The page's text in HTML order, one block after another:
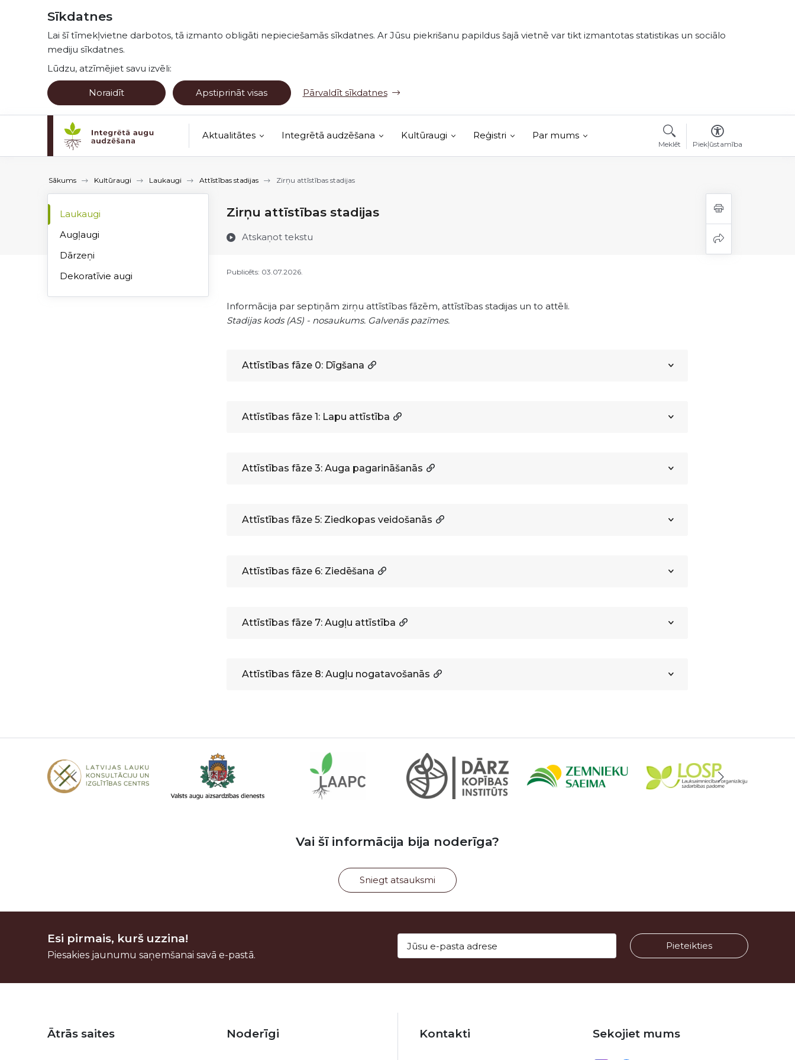
Sīkdatnes
Lai šī tīmekļvietne darbotos, tā izmanto obligāti nepieciešamās sīkdatnes. Ar Jūsu piekrišanu papildus šajā vietnē var tikt izmantotas statistikas un sociālo
mediju sīkdatnes.
Lūdzu, atzīmējiet savu izvēli:
Noraidīt Apstiprināt visas Pārvaldīt sīkdatnes
Aktualitātes Integrētā audzēšana Kultūraugi Reģistri Par mums
Kultūraugu novērojumu karte
Meklēt Piekļūstamība
Sākums Kultūraugi Laukaugi Attīstības stadijas Zirņu attīstības stadijas
Zirņu attīstības stadijas
Atskaņot tekstu
Laukaugi
Augļaugi
Dārzeņi
Dekoratīvie augi
Publicēts: 03.07.2026.
Informācija par septiņām zirņu attīstības fāzēm, attīstības stadijas un to attēli.
Stadijas kods (AS) - nosaukums. Galvenās pazīmes.
Attīstības fāze 0: Dīgšana
Attīstības fāze 1: Lapu attīstība
Attīstības fāze 3: Auga pagarināšanās
Attīstības fāze 5: Ziedkopas veidošanās
Attīstības fāze 6: Ziedēšana
Attīstības fāze 7: Augļu attīstība
Attīstības fāze 8: Augļu nogatavošanās
Vai šī informācija bija noderīga?
Sniegt atsauksmi
Esi pirmais, kurš uzzina!
Piesakies jaunumu saņemšanai savā e-pastā.
Ātrās saites Noderīgi Kontakti Sekojiet mums